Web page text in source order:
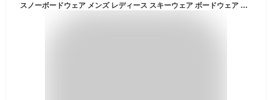
スノーボードウェア メンズ レディース スキーウェア ボードウェア スノボウェア スノボーウェア ボードウェア スノボー ウェア ウエア 上下セット パンツ ジャケット スノーボード スノボ スノボー スキー スノーウェア 大きいサイズ NS-44 【MDW】